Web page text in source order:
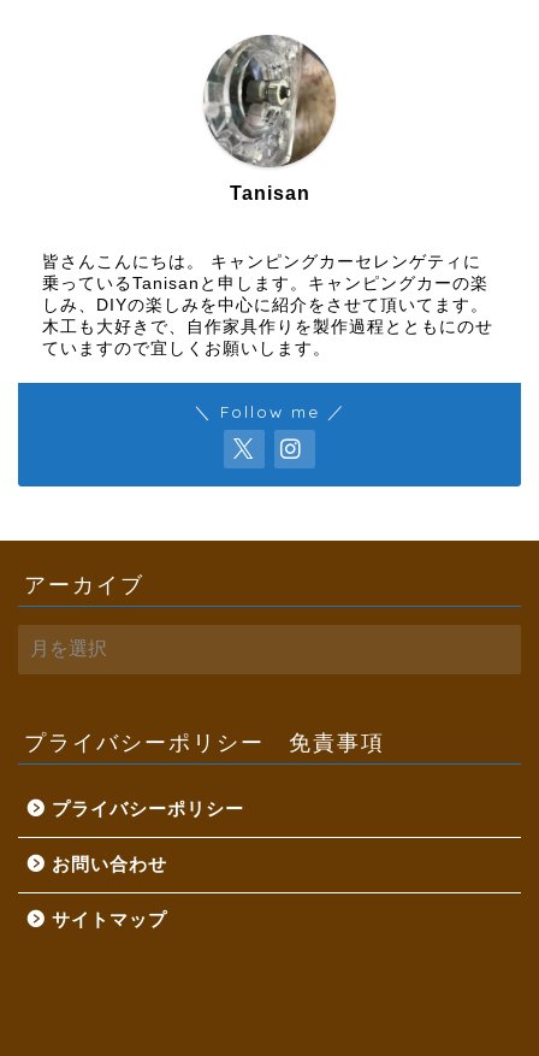
Tanisan
皆さんこんにちは。 キャンピングカーセレンゲティに
乗っているTanisanと申します。キャンピングカーの楽
しみ、DIYの楽しみを中心に紹介をさせて頂いてます。
木工も大好きで、自作家具作りを製作過程とともにのせ
ていますので宜しくお願いします。
＼ Follow me ／
アーカイブ
ー
ブ
プライバシーポリシー 免責事項
プライバシーポリシー
お問い合わせ
サイトマップ